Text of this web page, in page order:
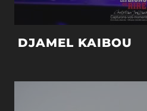
DJAMEL KAIBOU